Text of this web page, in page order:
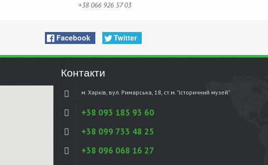
+38 066 926 57 03
Facebook Twitter
Контакти
м. Харків, вул. Римарська, 18, ст.м. "Історичний музей"
+38 093 185 93 60
+38 099 733 48 25
+38 096 068 16 27